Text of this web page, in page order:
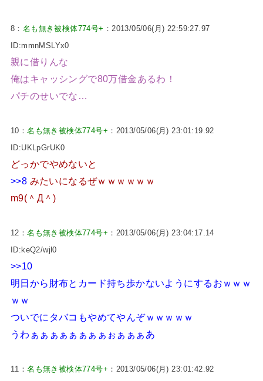
8： 名も無き被検体774号+ ：2013/05/06(月) 22:59:27.97
ID:mmnMSLYx0
親に借りんな
俺はキャッシングで80万借金あるわ！
パチのせいでな…
10：名も無き被検体774号+ ：2013/05/06(月) 23:01:19.92
ID:UKLpGrUK0
どっかでやめないと
>>8 みたいになるぜｗｗｗｗｗｗ
m9(＾Д＾)
12：名も無き被検体774号+ ：2013/05/06(月) 23:04:17.14
ID:keQ2/wjl0
>>10
明日から財布とカード持ち歩かないようにするおｗｗｗ
ｗｗ
ついでにタバコもやめてやんぞｗｗｗｗｗ
うわぁぁぁぁぁぁぁぁぉぁぁぁあ
11：名も無き被検体774号+ ：2013/05/06(月) 23:01:42.92